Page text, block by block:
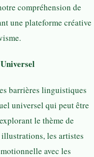
compréhension de
une plateforme créative
barrières linguistiques
universel qui peut être
le thème de
les artistes
avec les